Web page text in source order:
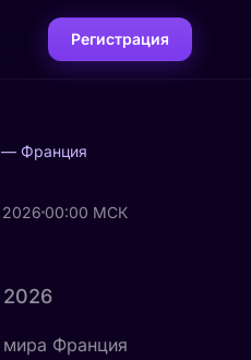
Регистрация
— Франция
00:00 МСК
мира Франция